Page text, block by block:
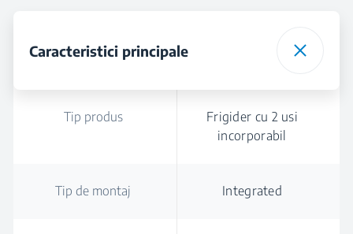
Caracteristici principale
Tip produs
Frigider cu 2 usi
incorporabil
Tip de montaj Integrated